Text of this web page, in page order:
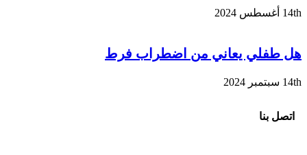
14th أغسطس 2024
هل طفلي يعاني من اضطراب فرط
14th سبتمبر 2024
اتصل بنا